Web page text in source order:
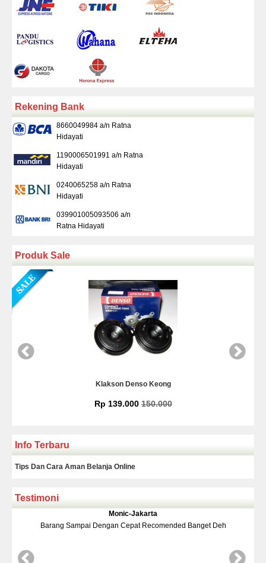
Rekening Bank
8660049984 a/n Ratna
Hidayati
1190006501991 a/n Ratna
Hidayati
0240065258 a/n Ratna
Hidayati
039901005093506 a/n
Ratna Hidayati
Produk Sale
Klakson Denso Keong
150.000
Info Terbaru
Tips Dan Cara Aman Belanja Online
Testimoni
Sampai Dengan Cepat Recomended Banget Deh
Barang Dan